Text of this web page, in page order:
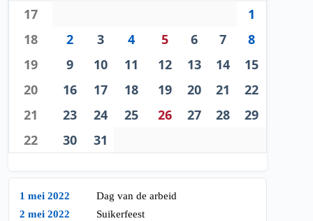
17
1
18
2 3 4 5 6 7
8
19
9 10 11 12 13 14
15
20
16 17 18 19 20 21
22
21
23 24 25 26 27 28
29
22
30 31
1 mei 2022
Dag van de arbeid
2 mei 2022
Suikerfeest